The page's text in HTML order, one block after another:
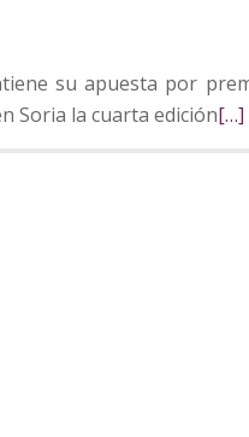
su apuesta por
Soria la cuarta ediciónLeer
[…]